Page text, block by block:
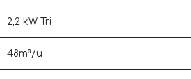
2,2 kW Tri
48m³/u